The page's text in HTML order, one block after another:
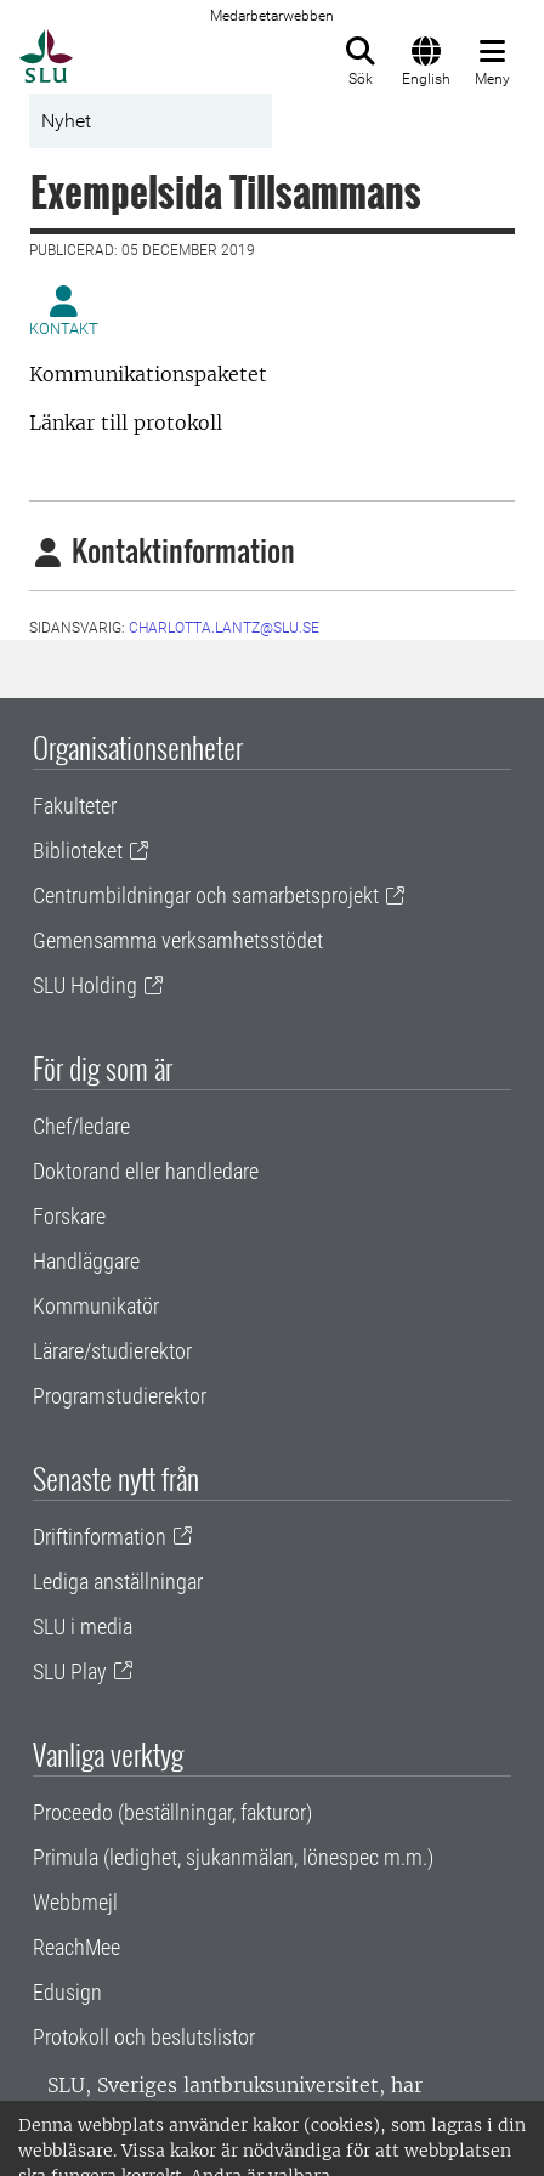
Denna webbplats använder kakor (cookies), som lagras i din
webbläsare. Vissa kakor är nödvändiga för att webbplatsen
Medarbetarwebben
Sök English Meny
Nyhet
Exempelsida Tillsammans
PUBLICERAD: 05 DECEMBER 2019
KONTAKT
Kommunikationspaketet
Länkar till protokoll
Kontaktinformation
SIDANSVARIG: CHARLOTTA.LANTZ@SLU.SE
Organisationsenheter
Fakulteter
Biblioteket
Centrumbildningar och samarbetsprojekt
Gemensamma verksamhetsstödet
SLU Holding
För dig som är
Chef/ledare
Doktorand eller handledare
Forskare
Handläggare
Kommunikatör
Lärare/studierektor
Programstudierektor
Senaste nytt från
Driftinformation
Lediga anställningar
SLU i media
SLU Play
Vanliga verktyg
Proceedo (beställningar, fakturor)
Primula (ledighet, sjukanmälan, lönespec m.m.)
Webbmejl
ReachMee
Edusign
Protokoll och beslutslistor
SLU, Sveriges lantbruksuniversitet, har
verksamhet över hela Sverige. Huvudorter är
Alnarp, Uppsala och Umeå.SLU är